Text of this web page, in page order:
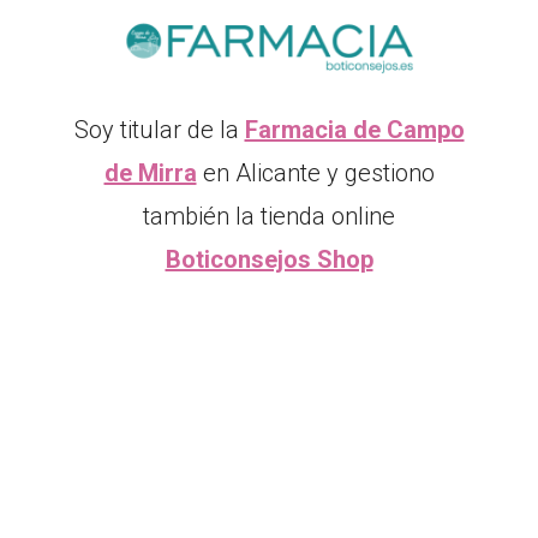
Soy titular de la Farmacia de Campo
de Mirra en Alicante y gestiono
también la tienda online
Boticonsejos Shop